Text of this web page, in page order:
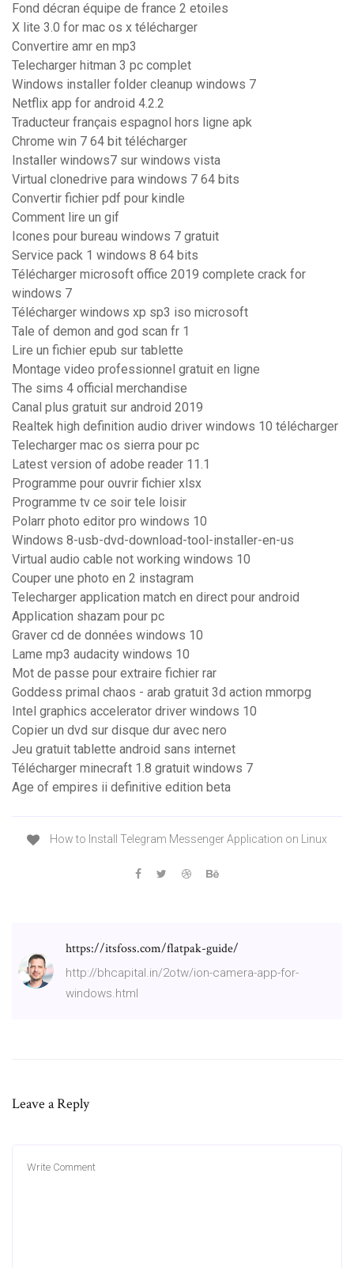
Fond décran équipe de france 2 etoiles
X lite 3.0 for mac os x télécharger
Convertire amr en mp3
Telecharger hitman 3 pc complet
Windows installer folder cleanup windows 7
Netflix app for android 4.2.2
Traducteur français espagnol hors ligne apk
Chrome win 7 64 bit télécharger
Installer windows7 sur windows vista
Virtual clonedrive para windows 7 64 bits
Convertir fichier pdf pour kindle
Comment lire un gif
Icones pour bureau windows 7 gratuit
Service pack 1 windows 8 64 bits
Télécharger microsoft office 2019 complete crack for
windows 7
Télécharger windows xp sp3 iso microsoft
Tale of demon and god scan fr 1
Lire un fichier epub sur tablette
Montage video professionnel gratuit en ligne
The sims 4 official merchandise
Canal plus gratuit sur android 2019
Realtek high definition audio driver windows 10 télécharger
Telecharger mac os sierra pour pc
Latest version of adobe reader 11.1
Programme pour ouvrir fichier xlsx
Programme tv ce soir tele loisir
Polarr photo editor pro windows 10
Windows 8-usb-dvd-download-tool-installer-en-us
Virtual audio cable not working windows 10
Couper une photo en 2 instagram
Telecharger application match en direct pour android
Application shazam pour pc
Graver cd de données windows 10
Lame mp3 audacity windows 10
Mot de passe pour extraire fichier rar
Goddess primal chaos - arab gratuit 3d action mmorpg
Intel graphics accelerator driver windows 10
Copier un dvd sur disque dur avec nero
Jeu gratuit tablette android sans internet
Télécharger minecraft 1.8 gratuit windows 7
Age of empires ii definitive edition beta
How to Install Telegram Messenger Application on Linux
https://itsfoss.com/flatpak-guide/
http://bhcapital.in/2otw/ion-camera-app-for-
windows.html
Leave a Reply